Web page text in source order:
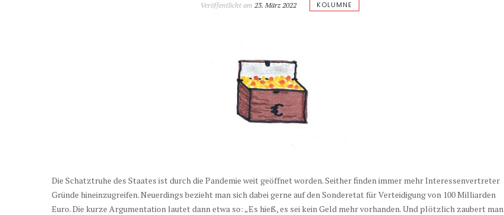
Veröffentlicht am 23. März 2022 KOLUMNE
Die Schatztruhe des Staates ist durch die Pandemie weit geöffnet worden. Seither finden immer mehr Interessenvertreter
Gründe hineinzugreifen. Neuerdings bezieht man sich dabei gerne auf den Sonderetat für Verteidigung von 100 Milliarden
Euro. Die kurze Argumentation lautet dann etwa so: „Es hieß, es sei kein Geld mehr vorhanden. Und plötzlich zaubert man